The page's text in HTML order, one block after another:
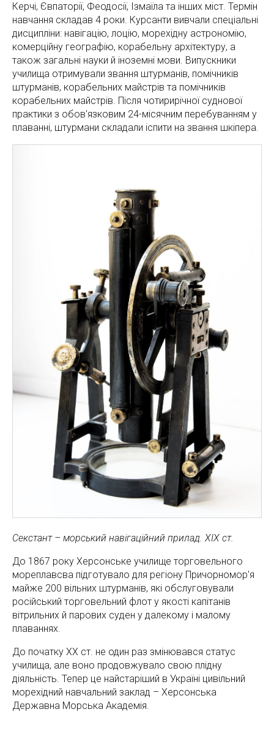
Керчі, Євпаторії, Феодосії, Ізмаїла та інших міст. Термін
навчання складав 4 роки. Курсанти вивчали спеціальні
дисципліни: навігацію, лоцію, морехідну астрономію,
комерційну географію, корабельну архітектуру, а
також загальні науки й іноземні мови. Випускники
училища отримували звання штурманів, помічників
штурманів, корабельних майстрів та помічників
корабельних майстрів. Після чотирирічної суднової
практики з обов'язковим 24-місячним перебуванням у
плаванні, штурмани складали іспити на звання шкіпера.
Секстант – морський навігаційний прилад. ХІХ ст.
До 1867 року Херсонське училище торговельного
мореплавсва підготувало для регіону Причорномор'я
майже 200 вільних штурманів, які обслуговували
російський торговельний флот у якості капітанів
вітрильних й парових суден у далекому і малому
плаваннях.
До початку ХХ ст. не один раз змінювався статус
училища, але воно продовжувало свою плідну
діяльність. Тепер це найстаріший в Україні цивільний
морехідний навчальний заклад – Херсонська
Державна Морська Академія.